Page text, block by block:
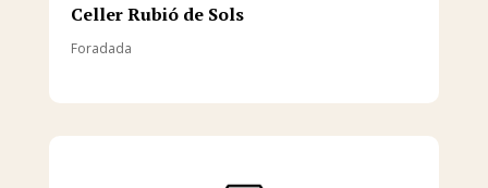
Celler Rubió de Sols
Foradada